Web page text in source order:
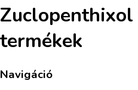
Zuclopenthixol
termékek
Navigáció